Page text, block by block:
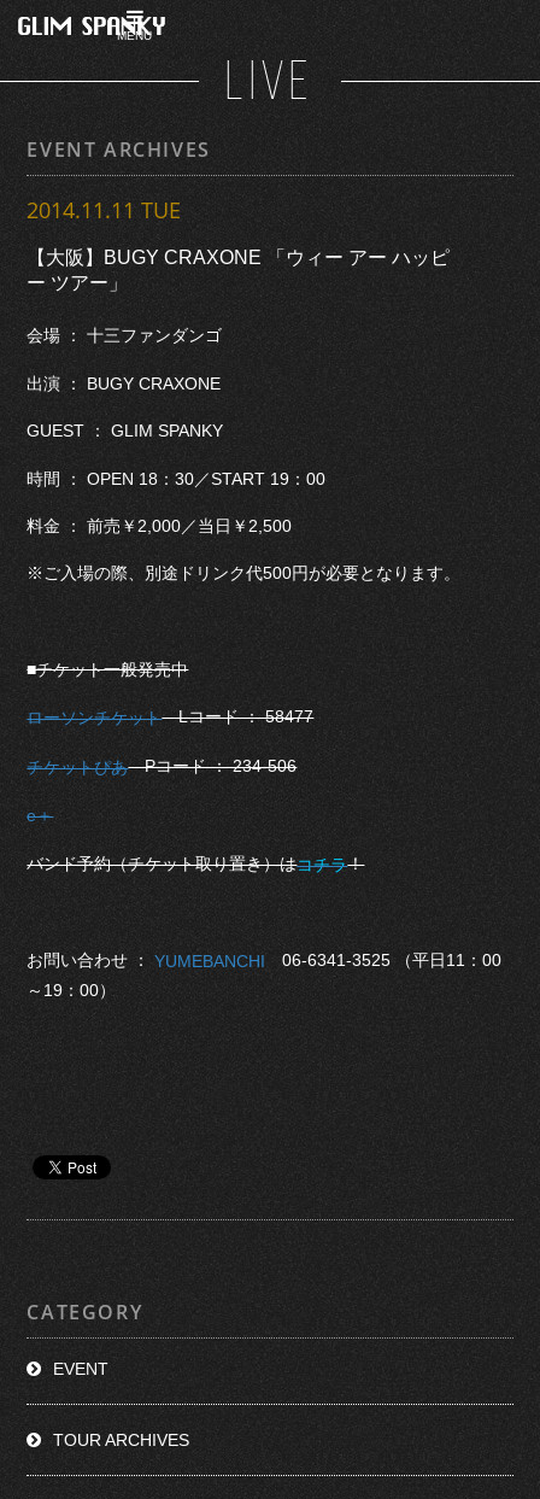
MENU
LIVE
EVENT ARCHIVES
2014.11.11 TUE
【大阪】BUGY CRAXONE 「ウィー アー ハッピ
ー ツアー」
会場 ： 十三ファンダンゴ
出演 ： BUGY CRAXONE
GUEST ： GLIM SPANKY
時間 ： OPEN 18：30／START 19：00
料金 ： 前売￥2,000／当日￥2,500
※ご入場の際、別途ドリンク代500円が必要となります。
■チケット一般発売中
ローソンチケットLコード ： 58477
チケットぴあPコード ： 234-506
e＋
バンド予約（チケット取り置き）はコチラ！
お問い合わせ ：YUMEBANCHI 06-6341-3525 （平日11：00
～19：00）
CATEGORY
EVENT
TOUR ARCHIVES